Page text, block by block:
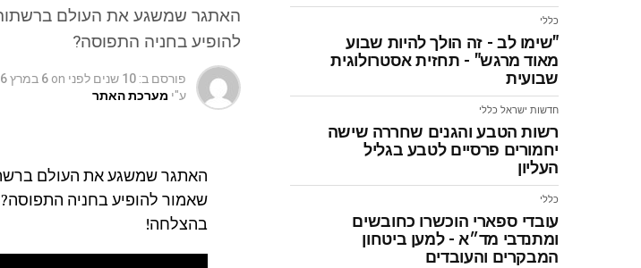
כללי
"שימו לב - זה הולך להיות שבוע
מאוד מרגש" - תחזית אסטרולוגית
שבועית
חדשות ישראל כללי
רשות הטבע והגנים שחררה שישה
יחמורים פרסיים לטבע בגליל
העליון
כללי
עובדי ספארי הוכשרו כחובשים
ומתנדבי מד״א - למען ביטחון
המבקרים והעובדים
להופיע בחניה התפוסה?
פורסם ב: 10 שנים לפני on 6 במרץ 2016
ע"י מערכת האתר
שאמור להופיע בחניה התפוסה?
בהצלחה!